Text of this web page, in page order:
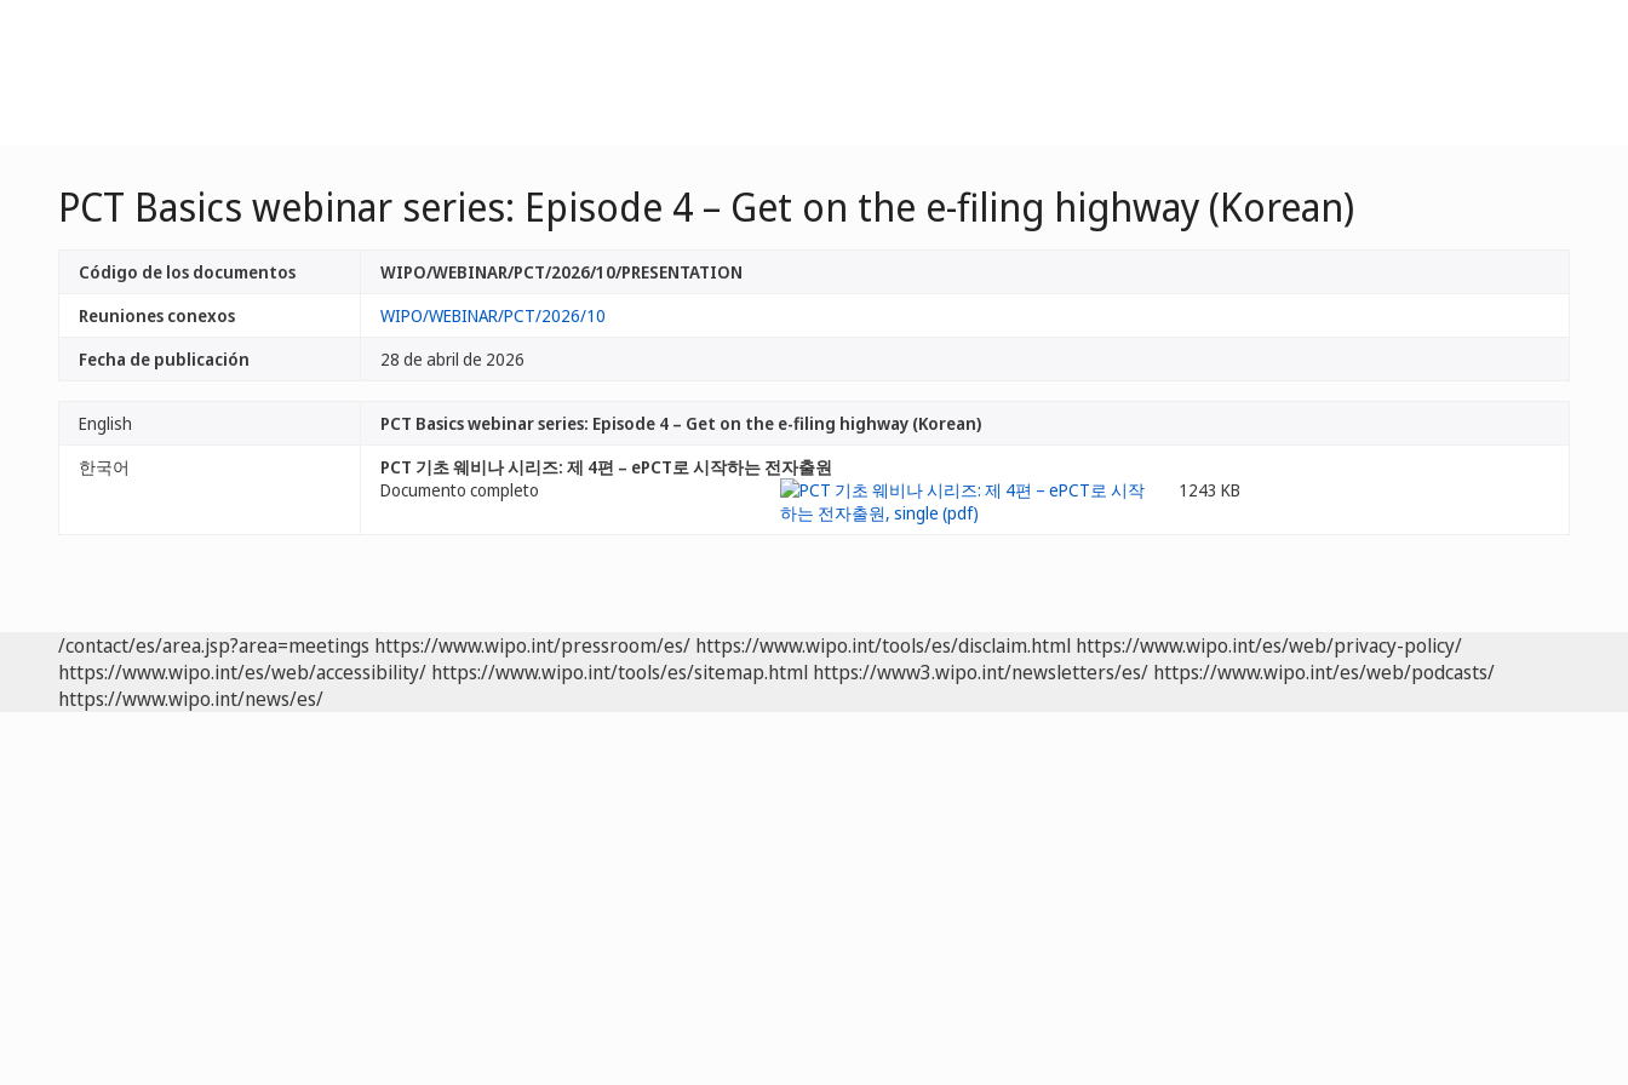
PCT Basics webinar series: Episode 4 – Get on the e-filing highway (Korean)
Código de los documentos
WIPO/WEBINAR/PCT/2026/10/PRESENTATION
Reuniones conexos
WIPO/WEBINAR/PCT/2026/10
Fecha de publicación
28 de abril de 2026
English
PCT Basics webinar series: Episode 4 – Get on the e-filing highway (Korean)
한국어
PCT 기초 웨비나 시리즈: 제 4편 – ePCT로 시작하는 전자출원
Documento completo
1243 KB
/contact/es/area.jsp?area=meetings https://www.wipo.int/pressroom/es/ https://www.wipo.int/tools/es/disclaim.html https://www.wipo.int/es/web/privacy-policy/
https://www.wipo.int/es/web/accessibility/ https://www.wipo.int/tools/es/sitemap.html https://www3.wipo.int/newsletters/es/ https://www.wipo.int/es/web/podcasts/
https://www.wipo.int/news/es/